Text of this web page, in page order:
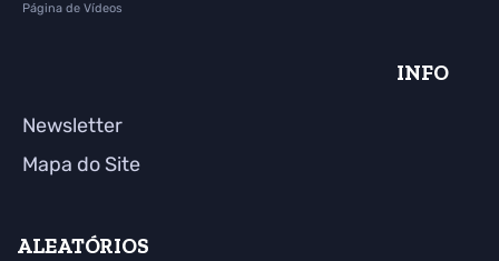
Página de Vídeos
INFO
Newsletter
Mapa do Site
ALEATÓRIOS